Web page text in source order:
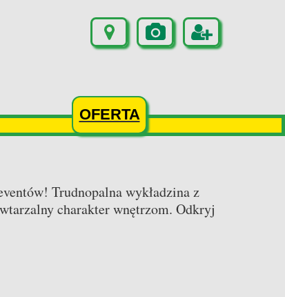
OFERTA
Trudnopalna wykładzina z
charakter wnętrzom. Odkryj